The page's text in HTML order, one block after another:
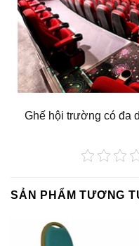
Ghế hội trường có đa
SẢN PHẨM TƯƠNG